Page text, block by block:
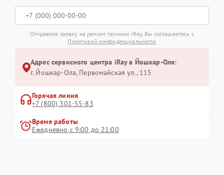
Отправляя заявку на ремонт техники iRay, Вы соглашаетесь с
Политикой конфиденциальности
Адрес сервисного центра iRay в Йошкар-Оле:
г. Йошкар-Ола, Первомайская ул., 115
Горячая линия
+7 (800) 301-55-83
Время работы
Ежедневно с 9:00 до 21:00